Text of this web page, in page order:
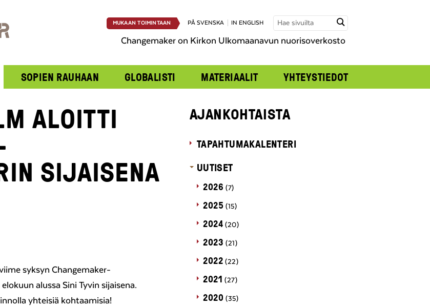
MUKAAN TOIMINTAAN PÅ SVENSKA IN ENGLISH
Changemaker on Kirkon Ulkomaanavun nuorisoverkosto
SOPIEN RAUHAAN GLOBALISTI MATERIAALIT YHTEYSTIEDOT
ALOITTI
SIJAISENA
syksyn Changemaker-
alussa Sini Tyvin sijaisena.
yhteisiä kohtaamisia!
AJANKOHTAISTA
TAPAHTUMAKALENTERI
UUTISET
2026 (7)
2025 (15)
2024 (20)
2023 (21)
2022 (22)
2021 (27)
2020 (35)